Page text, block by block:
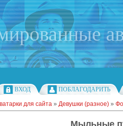
ВХОД ПОБЛАГОДАРИТЬ
для сайта » Девушки (разное) »
Мыльные